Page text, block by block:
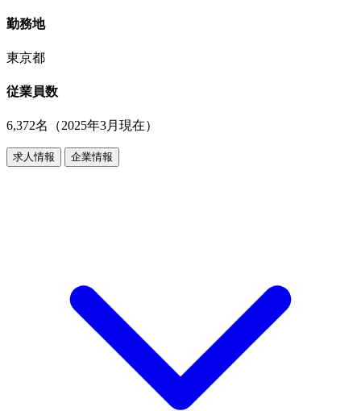
勤務地
東京都
従業員数
6,372名（2025年3月現在）
求人情報 企業情報